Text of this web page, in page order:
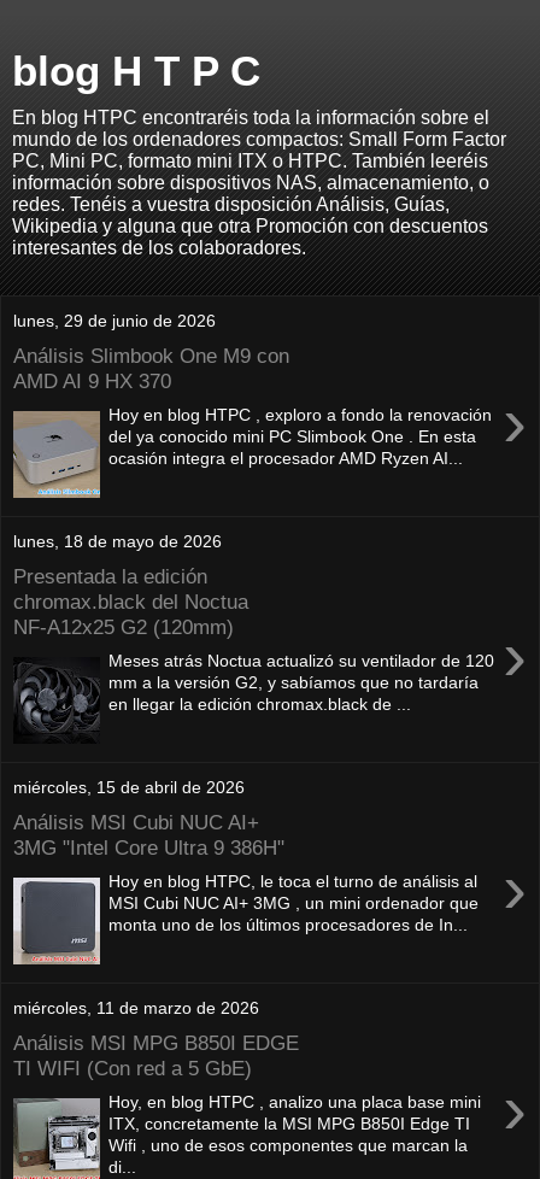
blog H T P C
En blog HTPC encontraréis toda la información sobre el
mundo de los ordenadores compactos: Small Form Factor
PC, Mini PC, formato mini ITX o HTPC. También leeréis
información sobre dispositivos NAS, almacenamiento, o
redes. Tenéis a vuestra disposición Análisis, Guías,
Wikipedia y alguna que otra Promoción con descuentos
interesantes de los colaboradores.
lunes, 29 de junio de 2026
Análisis Slimbook One M9 con
AMD AI 9 HX 370
›
Hoy en blog HTPC , exploro a fondo la renovación
del ya conocido mini PC Slimbook One . En esta
ocasión integra el procesador AMD Ryzen AI...
lunes, 18 de mayo de 2026
Presentada la edición
chromax.black del Noctua
NF‑A12x25 G2 (120mm)
›
Meses atrás Noctua actualizó su ventilador de 120
mm a la versión G2, y sabíamos que no tardaría
en llegar la edición chromax.black de ...
miércoles, 15 de abril de 2026
Análisis MSI Cubi NUC AI+
3MG "Intel Core Ultra 9 386H"
›
Hoy en blog HTPC, le toca el turno de análisis al
MSI Cubi NUC AI+ 3MG , un mini ordenador que
monta uno de los últimos procesadores de In...
miércoles, 11 de marzo de 2026
Análisis MSI MPG B850I EDGE
TI WIFI (Con red a 5 GbE)
›
Hoy, en blog HTPC , analizo una placa base mini
ITX, concretamente la MSI MPG B850I Edge TI
Wifi , uno de esos componentes que marcan la
di...